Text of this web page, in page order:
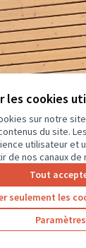
les cookies
sur notre
du site.
utilisateur et
de nos canaux de
Tout
seulement les
Paramètres